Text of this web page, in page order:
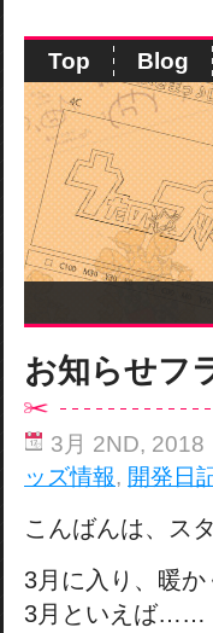
Top Blog
お知らせフ
3月 2ND, 2018
ッズ情報, 開発日
こんばんは、ス
3月に入り、暖
3月といえば……